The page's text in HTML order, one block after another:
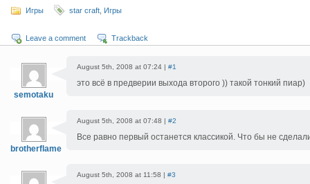
Игры star craft Игры
Leave a comment Trackback
semotaku
August 5th, 2008 at 07:24 | #1
это всё в предверии выхода второго )) такой тонкий пиар)
brotherflame
August 5th, 2008 at 07:48 | #2
Все равно первый останется классикой. Что бы не
August 5th, 2008 at 11:58 | #3